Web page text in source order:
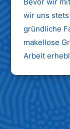
wir uns
gründliche
makellose
Arbeit